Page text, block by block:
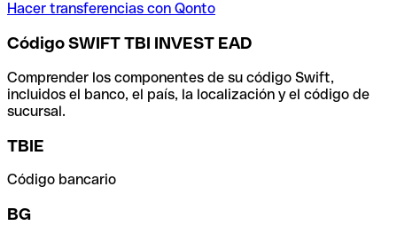
Hacer transferencias con Qonto
Código SWIFT TBI INVEST EAD
Comprender los componentes de su código Swift,
incluidos el banco, el país, la localización y el código de
sucursal.
TBIE
Código bancario
BG